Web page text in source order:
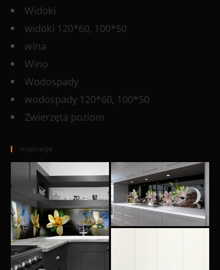
Widoki
widoki 120*60, 100*50
wina
Wino
Wodospady
wodospady 120*60, 100*50
Zwierzęta poziom
Inspiracje